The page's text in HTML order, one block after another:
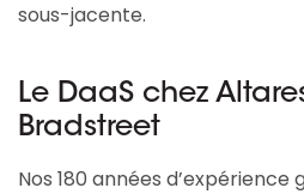
sous-jacente.
Le DaaS chez
Bradstreet
Nos 180 années